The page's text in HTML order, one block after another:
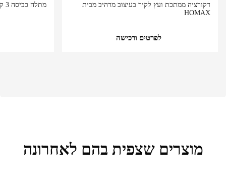
דקורציה ממתכת ועץ לקיר בעיצוב מרהיב מבית
HOMAX
לפרטים ורכישה
מתלה כביסה 3 קומות דגם JC-002 מבית Ramos
מוצרים שצפית בהם לאחרונה